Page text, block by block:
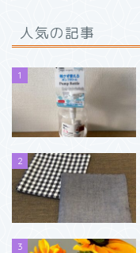
人気の記事
1
2
3